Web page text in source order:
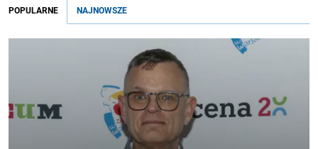
POPULARNE NAJNOWSZE